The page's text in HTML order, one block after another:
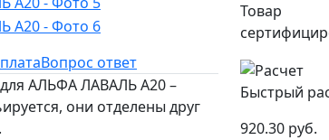
Вопрос ответ
АЛЬФА ЛАВАЛЬ A20 –
они отделены друг
Товар
Быстрый
920.30 руб.